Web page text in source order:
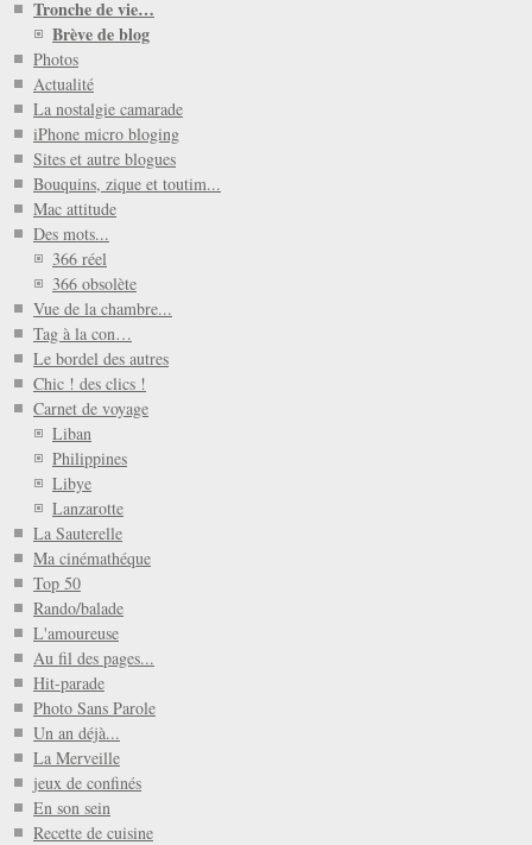
Tronche de vie…
Brève de blog
Photos
Actualité
La nostalgie camarade
iPhone micro bloging
Sites et autre blogues
Bouquins, zique et toutim...
Mac attitude
Des mots...
366 réel
366 obsolète
Vue de la chambre...
Tag à la con…
Le bordel des autres
Chic ! des clics !
Carnet de voyage
Liban
Philippines
Libye
Lanzarotte
La Sauterelle
Ma cinémathéque
Top 50
Rando/balade
L'amoureuse
Au fil des pages...
Hit-parade
Photo Sans Parole
Un an déjà...
La Merveille
jeux de confinés
En son sein
Recette de cuisine